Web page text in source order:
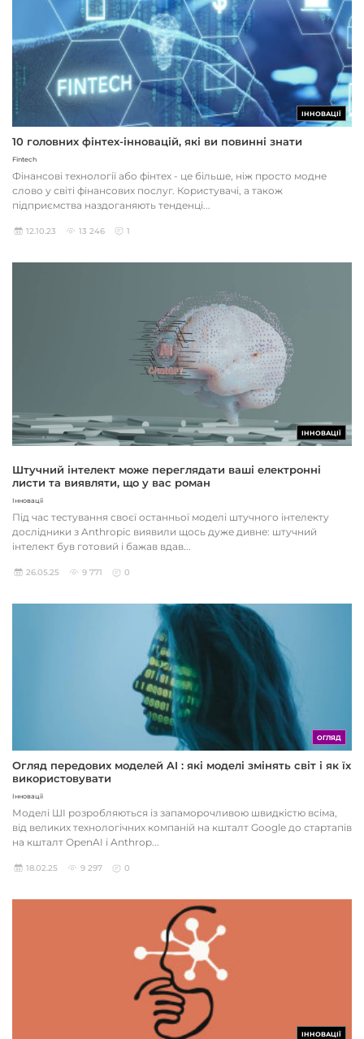
ІННОВАЦІЇ
10 головних фінтех-інновацій, які ви повинні знати
Fintech
Фінансові технології або фінтех - це більше, ніж просто модне
слово у світі фінансових послуг. Користувачі, а також
підприємства наздоганяють тенденці...
12.10.23 13 246 1
ІННОВАЦІЇ
Штучний інтелект може переглядати ваші електронні
листи та виявляти, що у вас роман
Інновації
Під час тестування своєї останньої моделі штучного інтелекту
дослідники з Anthropic виявили щось дуже дивне: штучний
інтелект був готовий і бажав вдав...
26.05.25 9 771 0
ОГЛЯД
Огляд передових моделей AI : які моделі змінять світ і як їх
використовувати
Інновації
Моделі ШІ розробляються із запаморочливою швидкістю всіма,
від великих технологічних компаній на кшталт Google до стартапів
на кшталт OpenAI і Anthrop...
18.02.25 9 297 0
ІННОВАЦІЇ